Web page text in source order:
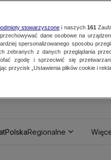
PolskaRegionalne
stowarzyszonei naszych 161
dane osobowe na
spersonalizowanego sposobu
zebranych z danych przeglądania
zgodę i sprzeciwić się
przycisk „Ustawienia plików cookie i